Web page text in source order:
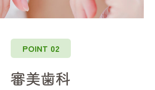
POINT 02
審美歯科